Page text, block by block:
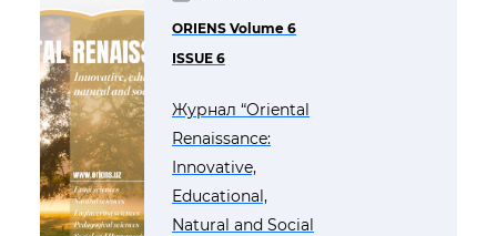
ORIENS Volume 6
ISSUE 6
Журнал “Oriental
Renaissance:
Innovative,
Educational,
Natural and Social